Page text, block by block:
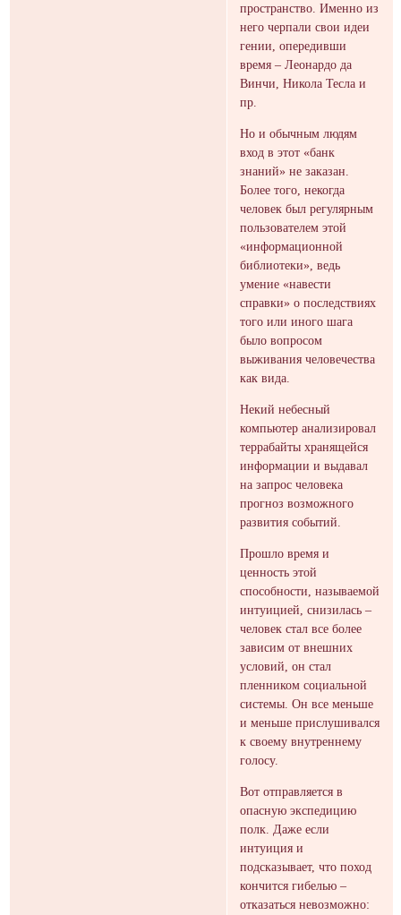
пространство. Именно из
него черпали свои идеи
гении, опередивши
время – Леонардо да
Винчи, Никола Тесла и
пр.
Но и обычным людям
вход в этот «банк
знаний» не заказан.
Более того, некогда
человек был регулярным
пользователем этой
«информационной
библиотеки», ведь
умение «навести
справки» о последствиях
того или иного шага
было вопросом
выживания человечества
как вида.
Некий небесный
компьютер анализировал
террабайты хранящейся
информации и выдавал
на запрос человека
прогноз возможного
развития событий.
Прошло время и
ценность этой
способности, называемой
интуицией, снизилась –
человек стал все более
зависим от внешних
условий, он стал
пленником социальной
системы. Он все меньше
и меньше прислушивался
к своему внутреннему
голосу.
Вот отправляется в
опасную экспедицию
полк. Даже если
интуиция и
подсказывает, что поход
кончится гибелью –
отказаться невозможно: